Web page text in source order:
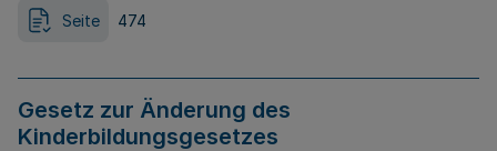
Seite 474
Gesetz zur Änderung des
Kinderbildungsgesetzes